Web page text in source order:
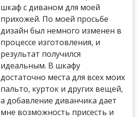
шкаф с диваном для моей
прихожей. По моей просьбе
дизайн был немного изменен в
процессе изготовления, и
результат получился
идеальным. В шкафу
достаточно места для всех моих
пальто, курток и других вещей,
а добавление диванчика дает
мне возможность присесть и